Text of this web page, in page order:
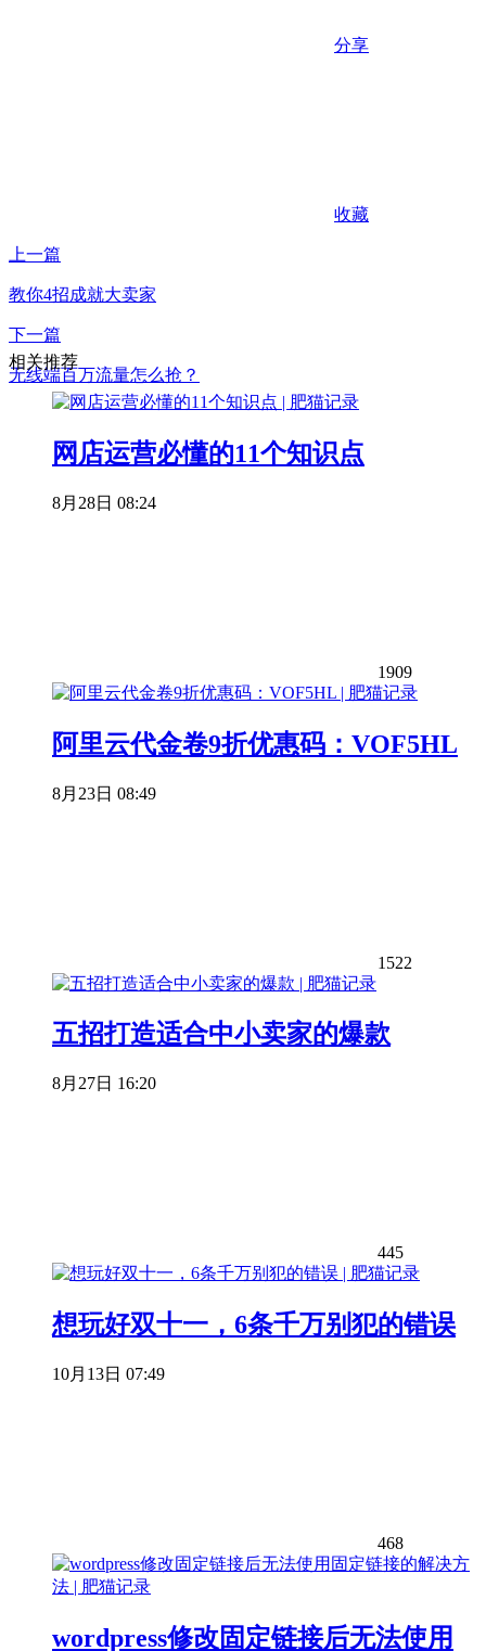
分享
收藏
上一篇
教你4招成就大卖家
下一篇
无线端百万流量怎么抢？
相关推荐
网店运营必懂的11个知识点
8月28日 08:24
1909
阿里云代金卷9折优惠码：VOF5HL
8月23日 08:49
1522
五招打造适合中小卖家的爆款
8月27日 16:20
445
想玩好双十一，6条千万别犯的错误
10月13日 07:49
468
wordpress修改固定链接后无法使用